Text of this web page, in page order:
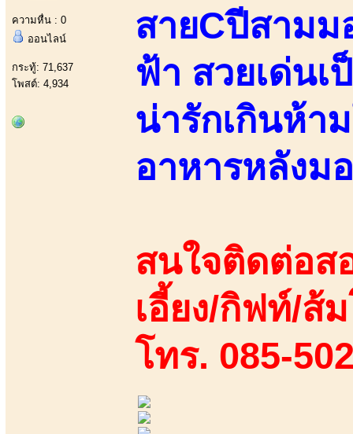
ความหื่น : 0
ออนไลน์
กระทู้: 71,637
โพสต์: 4,934
สายCปีสาม
ฟ้า สวยเด่นเ
น่ารักเกินห้า
อาหารหลังม
สนใจติดต่อส
เอี้ยง/กิฟท์/ส้
โทร. 085-